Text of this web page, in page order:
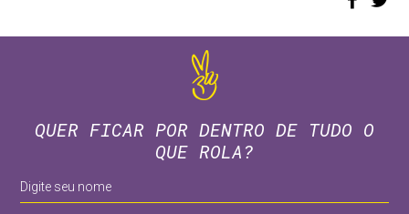
QUER FICAR POR DENTRO DE TUDO O
QUE ROLA?